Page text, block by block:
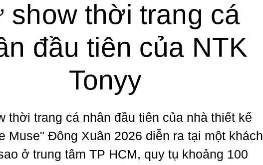
show thời trang cá
đầu tiên của NTK
Tonyy
thời trang cá nhân đầu tiên của nhà thiết kế
Muse" Đông Xuân 2026 diễn ra tại một khách
ở trung tâm TP HCM, quy tụ khoảng 100